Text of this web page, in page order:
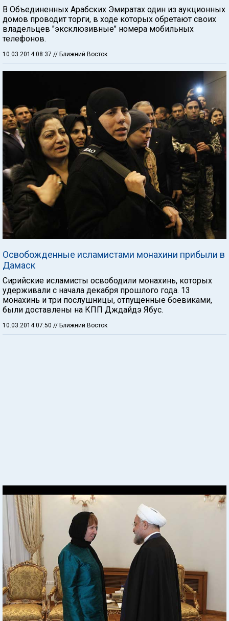
В Объединенных Арабских Эмиратах один из аукционных
домов проводит торги, в ходе которых обретают своих
владельцев "эксклюзивные" номера мобильных
телефонов.
10.03.2014 08:37 // Ближний Восток
Освобожденные исламистами монахини прибыли в
Дамаск
Сирийские исламисты освободили монахинь, которых
удерживали с начала декабря прошлого года. 13
монахинь и три послушницы, отпущенные боевиками,
были доставлены на КПП Дждайдэ Ябус.
10.03.2014 07:50 // Ближний Восток